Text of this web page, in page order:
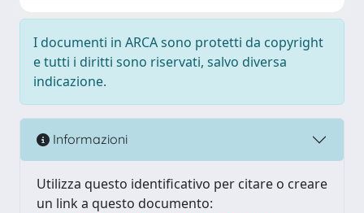
I documenti in ARCA sono protetti da copyright
e tutti i diritti sono riservati, salvo diversa
indicazione.
Informazioni
Utilizza questo identificativo per citare o creare
un link a questo documento: